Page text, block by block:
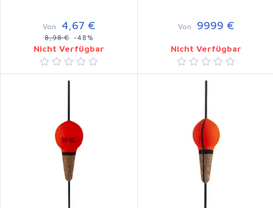
Von 4,67 €
8,98 €-48%
Nicht Verfügbar
Von 9999 €
Nicht Verfügbar